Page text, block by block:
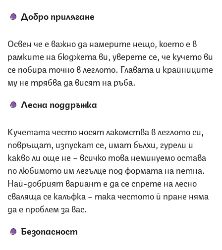
Добро прилягане
Освен че е важно да намерите нещо, което е в
рамките на бюджета ви, уверете се, че кучето ви
се побира точно в леглото. Главата и крайниците
му не трябва да висят на ръба.
Лесна поддръжка
Кучетата често носят лакомства в леглото си,
повръщат, изпускат се, имат бълхи, гурели и
какво ли още не – всичко това неминуемо остава
по любимото им легълце под формата на петна.
Най-добрият вариант е да се спрете на лесно
сваляща се калъфка – така честото й пране няма
да е проблем за вас.
Безопасност